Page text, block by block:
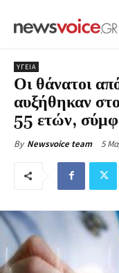
ΥΓΕΙΑ
Οι θάνατοι
αυξήθηκαν
55 ετών,
By Newsvoice team 5